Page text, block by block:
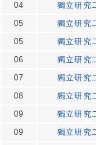
04
獨立研究
05
獨立研究
05
獨立研究
06
獨立研究
07
獨立研究
08
獨立研究
09
獨立研究
09
獨立研究